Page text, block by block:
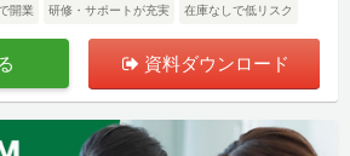
開業 研修・サポートが充実 在庫なしで低リスク
資料ダウンロード